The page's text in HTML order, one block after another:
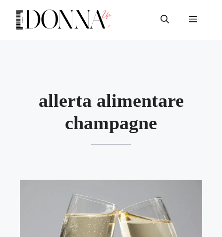
contenuto
Menu
allerta alimentare
champagne